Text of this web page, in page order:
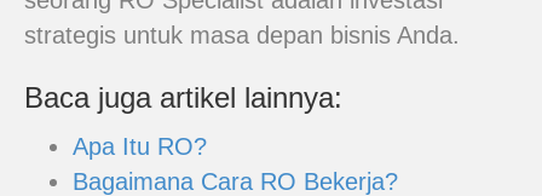
strategis untuk masa depan bisnis Anda.
Baca juga artikel lainnya:
Apa Itu RO?
Bagaimana Cara RO Bekerja?